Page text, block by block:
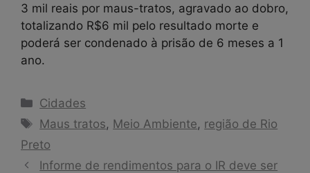
3 mil reais por maus-tratos, agravado ao dobro,
totalizando R$6 mil pelo resultado morte e
poderá ser condenado à prisão de 6 meses a 1
ano.
Categorias
Cidades
Tags
Maus tratos, Meio Ambiente, região de Rio
Preto
Informe de rendimentos para o IR deve ser